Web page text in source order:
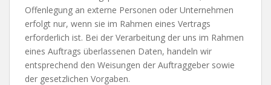
Offenlegung an externe Personen oder Unternehmen
erfolgt nur, wenn sie im Rahmen eines Vertrags
erforderlich ist. Bei der Verarbeitung der uns im Rahmen
eines Auftrags überlassenen Daten, handeln wir
entsprechend den Weisungen der Auftraggeber sowie
der gesetzlichen Vorgaben.